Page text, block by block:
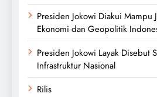
Presiden Jokowi Diakui Mampu
Ekonomi dan Geopolitik
Presiden Jokowi Layak Disebut
Infrastruktur Nasional
Rilis